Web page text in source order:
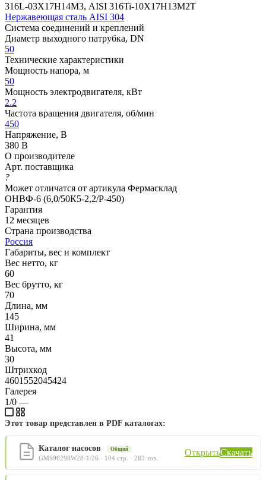
316L-03Х17Н14М3, AISI 316Ti-10Х17Н13М2Т
Нержавеющая сталь AISI 304
Система соединений и креплений
Диаметр выходного патрубка, DN
50
Технические характеристики
Мощность напора, м
50
Мощность электродвигателя, кВт
2.2
Частота вращения двигателя, об/мин
450
Напряжение, В
380 В
О производителе
Арт. поставщика
?
Может отличатся от артикула Фермасклад
ОНВФ-6 (6,0/50К5-2,2/Р-450)
Гарантия
12 месяцев
Страна производства
Россия
Габариты, вес и комплект
Вес нетто, кг
60
Вес брутто, кг
70
Длина, мм
145
Ширина, мм
41
Высота, мм
30
Штрихкод
4601552045424
Галерея
1/0 —
Этот товар представлен в PDF каталогах:
Каталог насосов Общий
GMS96298W28-1/26 · 104 стр. · 283 тов.
ОткрытьСкачать